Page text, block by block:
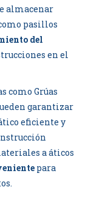
almacenar
pasillos
del
en el
como Grúas
garantizar
eficiente y
a áticos
para